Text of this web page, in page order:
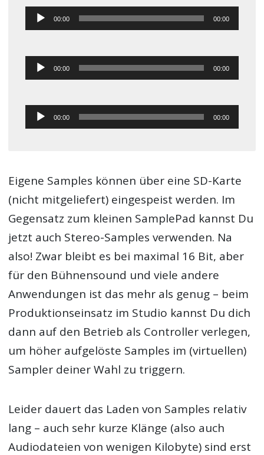
Audio-00:00 00:00
Audio-00:00 00:00
Audio-00:00 00:00
Eigene Samples können über eine SD-Karte
(nicht mitgeliefert) eingespeist werden. Im
Gegensatz zum kleinen SamplePad kannst Du
jetzt auch Stereo-Samples verwenden. Na
also! Zwar bleibt es bei maximal 16 Bit, aber
für den Bühnensound und viele andere
Anwendungen ist das mehr als genug – beim
Produktionseinsatz im Studio kannst Du dich
dann auf den Betrieb als Controller verlegen,
um höher aufgelöste Samples im (virtuellen)
Sampler deiner Wahl zu triggern.
Leider dauert das Laden von Samples relativ
lang – auch sehr kurze Klänge (also auch
Audiodateien von wenigen Kilobyte) sind erst